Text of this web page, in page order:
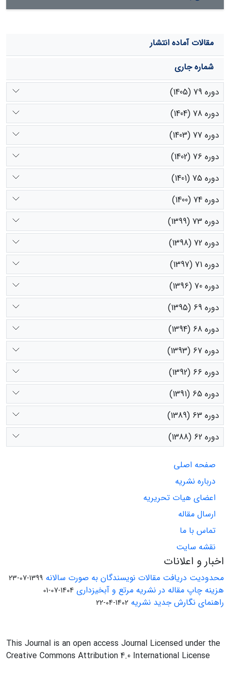
مقالات آماده انتشار
شماره جاری
دوره 79 (1405)
دوره 78 (1404)
دوره 77 (1403)
دوره 76 (1402)
دوره 75 (1401)
دوره 74 (1400)
دوره 73 (1399)
دوره 72 (1398)
دوره 71 (1397)
دوره 70 (1396)
دوره 69 (1395)
دوره 68 (1394)
دوره 67 (1393)
دوره 66 (1392)
دوره 65 (1391)
دوره 63 (1389)
دوره 62 (1388)
صفحه اصلی
درباره نشریه
اعضای هیات تحریریه
ارسال مقاله
تماس با ما
نقشه سایت
اخبار و اعلانات
محدودیت دریافت مقالات نویسندگان به صورت سالانه 1399-07-23
هزینه چاپ مقاله در نشریه مرتع و آبخیزداری 1404-07-01
راهنمای نگارش جدید نشریه 1402-04-22
This Journal is an open access Journal Licensed under the
Creative Commons Attribution 4.0 International License